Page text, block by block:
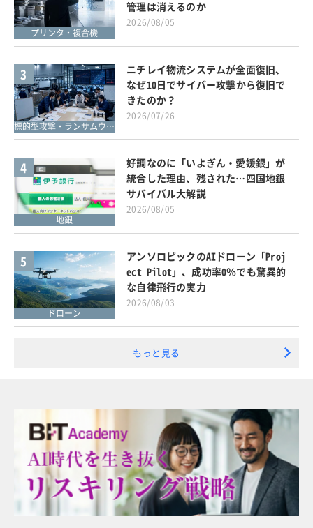
プリンタ・複合機
管理は消えるのか
2026/08/05
3
標的型攻撃・ランサムウェア対策
ニチレイ物流システムが全面復旧、
なぜ10日でサイバー攻撃から復旧で
きたのか？
2026/07/26
4
地銀
好調なのに「いよぎん・愛媛銀」が
統合した理由、残された…四国地銀
サバイバル大解説
2026/08/05
5
ドローン
アンソロピックのAIドローン「Proj
ect Pilot」、成功率0％でも驚異的
な自律飛行の実力
2026/08/03
もっと見る